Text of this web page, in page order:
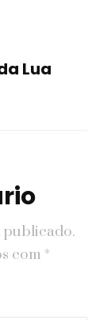
Lua
publicado.
com *